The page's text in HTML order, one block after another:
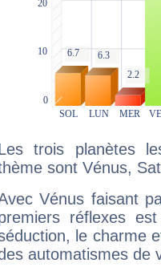
trois planètes
sont Vénus,
Vénus faisant
réflexes
le charme
automatismes de